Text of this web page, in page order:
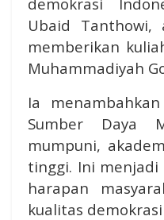
Ubaid Tanthowi,
memberikan
Muhammadiyah
Ia
Sumber Daya
mumpuni,
tinggi. Ini
harapan
kualitas